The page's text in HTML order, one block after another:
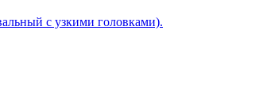
с узкими головками).